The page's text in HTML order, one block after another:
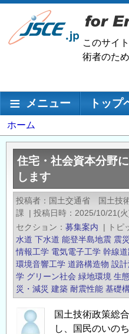
メ
ン
移
このサイ
術者のた
メインナビゲーション
メニュー トップ
パ
ン
く
ホーム
住宅・社会資本分野
します
投稿者
国土交通省 国土技
課
| 投稿日時
2025/10/21(
セクション
募集案内 | トピ
水道 下水道 能登半島地震 震
情報工学 電気電子工学 幹線
環境音響工学 道路構造物 設
学 グリーン社会 緑地環境 生
災・減災 建築 耐震性能 基礎
国土技術政策総
し、国民のいの